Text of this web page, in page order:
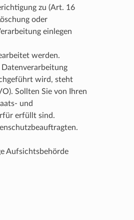
zu (Art. 16
oder
einlegen
werden.
wird, steht
Sollten Sie von Ihren
und
erfüllt sind.
Aufsichtsbehörde